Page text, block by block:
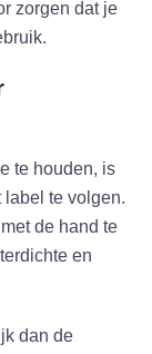
zorgen dat je
te houden, is
label te volgen.
de hand te
en
dan de